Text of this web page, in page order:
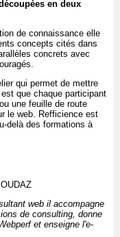
en deux
de connaissance elle
concepts cités dans
concrets avec
qui permet de mettre
que chaque participant
une feuille de route
le web. Refficience est
delà des formations à
web il accompagne
de consulting, donne
et enseigne l'e-